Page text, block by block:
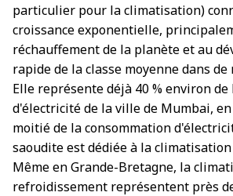
particulier pour la climatisation)
croissance exponentielle,
réchauffement de la planète et au
rapide de la classe moyenne dans de
Elle représente déjà 40 % environ
d'électricité de la ville de Mumbai,
moitié de la consommation
saoudite est dédiée à la
Même en Grande-Bretagne, la
refroidissement représentent près